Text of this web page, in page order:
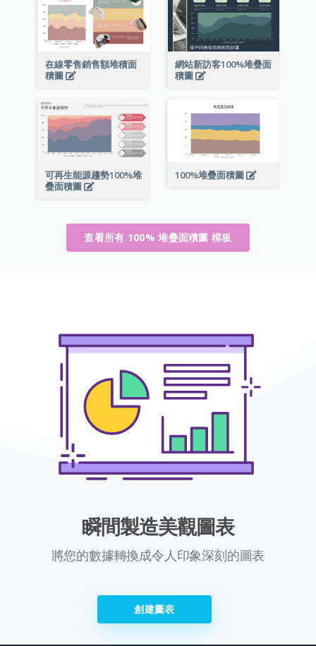
在線零售銷售額堆積面
積圖
網站新訪客100%堆疊面
積圖
可再生能源趨勢100%堆
疊面積圖
100%堆疊面積圖
查看所有 100% 堆疊面積圖 模板
瞬間製造美觀圖表
將您的數據轉換成令人印象深刻的圖表
創建圖表